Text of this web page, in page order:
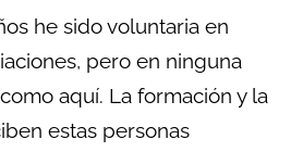
he sido voluntaria en
pero en ninguna
aquí. La formación y la
estas personas